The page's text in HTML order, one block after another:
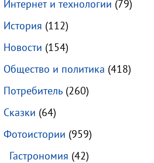
Интернет и технологии (79)
История (112)
Новости (154)
Общество и политика (418)
Потребитель(260)
Сказки (64)
Фотоистории (959)
Гастрономия (42)